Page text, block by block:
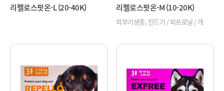
리펠로스팟온-L (20-40K) 리펠로스팟온-M (10-20K)
외부기생충, 진드기 / 피프로닐 / 개